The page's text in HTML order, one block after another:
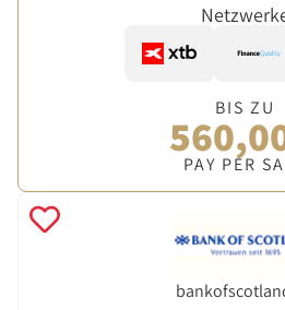
BIS ZU
PAY PER